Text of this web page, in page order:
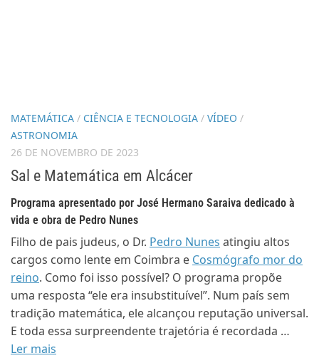
MATEMÁTICA / CIÊNCIA E TECNOLOGIA / VÍDEO /
ASTRONOMIA
26 DE NOVEMBRO DE 2023
Sal e Matemática em Alcácer
Programa apresentado por José Hermano Saraiva dedicado à
vida e obra de Pedro Nunes
Filho de pais judeus, o Dr. Pedro Nunes atingiu altos
cargos como lente em Coimbra e Cosmógrafo mor do
reino. Como foi isso possível? O programa propõe
uma resposta “ele era insubstituível”. Num país sem
tradição matemática, ele alcançou reputação universal.
E toda essa surpreendente trajetória é recordada …
Ler mais